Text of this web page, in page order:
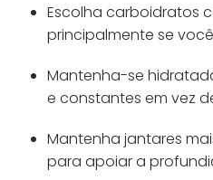
Escolha carboidratos
principalmente se
Mantenha-se
e constantes em vez
Mantenha jantares
para apoiar a